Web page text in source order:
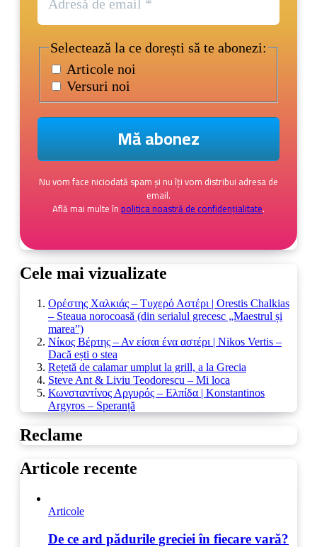
Selectează la ce dorești să te abonezi:
Articole noi
Versuri noi
Nu vom face niciodată spam și nu îți vom distribui adresa de
email.
Află mai multe înpolitica noastră de confidențialitate.
Cele mai vizualizate
Ορέστης Χαλκιάς – Τυχερό Αστέρι | Orestis Chalkias
– Steaua norocoasă (din serialul grecesc „Maestrul și
marea”)
Νίκος Βέρτης – Αν είσαι ένα αστέρι | Nikos Vertis –
Dacă ești o stea
Rețetă de calamar umplut la grill, a la Grecia
Steve Ant & Liviu Teodorescu – Mi loca
Κωνσταντίνος Αργυρός – Ελπίδα | Konstantinos
Argyros – Speranță
Reclame
Articole recente
Articole
De ce ard pădurile greciei în fiecare vară?